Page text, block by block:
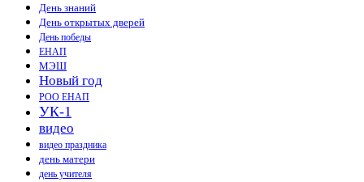
День знаний
День открытых дверей
День победы
ЕНАП
МЭШ
Новый год
РОО ЕНАП
УК-1
видео
видео праздника
день матери
день учителя